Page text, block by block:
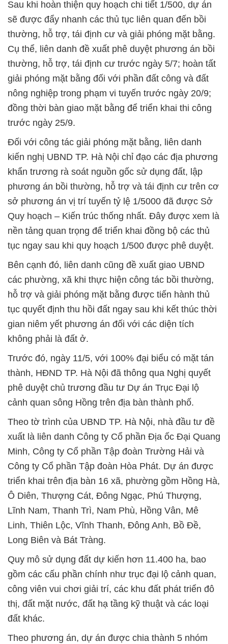
Sau khi hoàn thiện quy hoạch chi tiết 1/500, dự án
sẽ được đẩy nhanh các thủ tục liên quan đến bồi
thường, hỗ trợ, tái định cư và giải phóng mặt bằng.
Cụ thể, liên danh đề xuất phê duyệt phương án bồi
thường, hỗ trợ, tái định cư trước ngày 5/7; hoàn tất
giải phóng mặt bằng đối với phần đất công và đất
nông nghiệp trong phạm vi tuyến trước ngày 20/9;
đồng thời bàn giao mặt bằng để triển khai thi công
trước ngày 25/9.
Đối với công tác giải phóng mặt bằng, liên danh
kiến nghị UBND TP. Hà Nội chỉ đạo các địa phương
khẩn trương rà soát nguồn gốc sử dụng đất, lập
phương án bồi thường, hỗ trợ và tái định cư trên cơ
sở phương án vị trí tuyến tỷ lệ 1/5000 đã được Sở
Quy hoạch – Kiến trúc thống nhất. Đây được xem là
nền tảng quan trọng để triển khai đồng bộ các thủ
tục ngay sau khi quy hoạch 1/500 được phê duyệt.
Bên cạnh đó, liên danh cũng đề xuất giao UBND
các phường, xã khi thực hiện công tác bồi thường,
hỗ trợ và giải phóng mặt bằng được tiến hành thủ
tục quyết định thu hồi đất ngay sau khi kết thúc thời
gian niêm yết phương án đối với các diện tích
không phải là đất ở.
Trước đó, ngày 11/5, với 100% đại biểu có mặt tán
thành, HĐND TP. Hà Nội đã thông qua Nghị quyết
phê duyệt chủ trương đầu tư Dự án Trục Đại lộ
cảnh quan sông Hồng trên địa bàn thành phố.
Theo tờ trình của UBND TP. Hà Nội, nhà đầu tư đề
xuất là liên danh Công ty Cổ phần Địa ốc Đại Quang
Minh, Công ty Cổ phần Tập đoàn Trường Hải và
Công ty Cổ phần Tập đoàn Hòa Phát. Dự án được
triển khai trên địa bàn 16 xã, phường gồm Hồng Hà,
Ô Diên, Thượng Cát, Đông Ngạc, Phú Thượng,
Lĩnh Nam, Thanh Trì, Nam Phù, Hồng Vân, Mê
Linh, Thiên Lộc, Vĩnh Thanh, Đông Anh, Bồ Đề,
Long Biên và Bát Tràng.
Quy mô sử dụng đất dự kiến hơn 11.400 ha, bao
gồm các cấu phần chính như trục đại lộ cảnh quan,
công viên vui chơi giải trí, các khu đất phát triển đô
thị, đất mặt nước, đất hạ tầng kỹ thuật và các loại
đất khác.
Theo phương án, dự án được chia thành 5 nhóm